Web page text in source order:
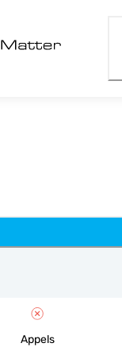
Appels